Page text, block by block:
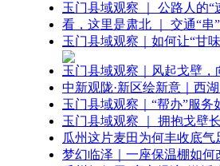
玉门县域观察 ｜ 公路人的“
看，这里是肃北 ｜ 交通“串
玉门县域观察｜如何让“甘
玉门县域观察｜风起戈壁，
中新观陇·新区绘新意｜西
玉门县域观察｜“帮办”服务
玉门县域观察 ｜ 拥抱戈壁
瓜州这片麦田为何丰收底气
梦幻临泽｜一座保温棚如何